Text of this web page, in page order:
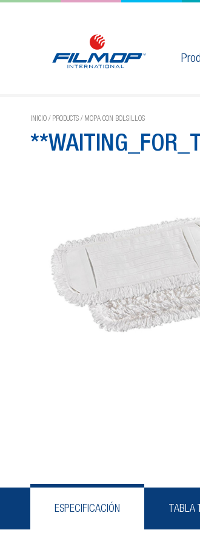
INICIO / PRODUCTS / MOPA CON BOLSILLOS
ESPECIFICACIÓN TABLA